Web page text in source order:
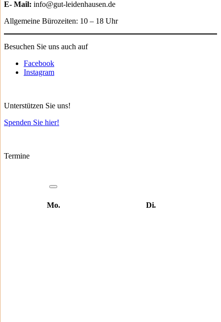
E- Mail: info@gut-leidenhausen.de
Allgemeine Bürozeiten: 10 – 18 Uhr
Besuchen Sie uns auch auf
Facebook
Instagram
Unterstützen Sie uns!
Spenden Sie hier!
Termine
Mo. Di.